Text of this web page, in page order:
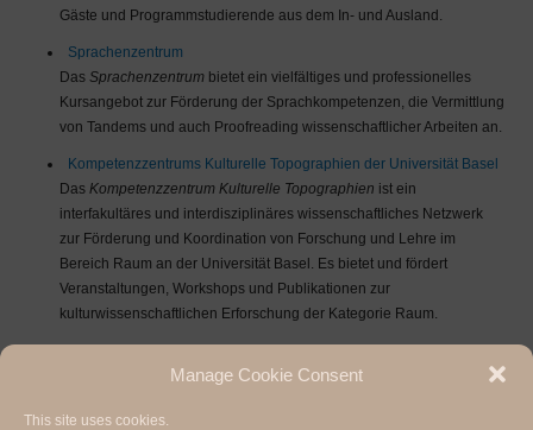
Manage Cookie Consent
This site uses cookies.
Gäste und Programmstudierende aus dem In- und Ausland.
Sprachenzentrum
Das Sprachenzentrum bietet ein vielfältiges und professionelles
Kursangebot zur Förderung der Sprachkompetenzen, die Vermittlung
von Tandems und auch Proofreading wissenschaftlicher Arbeiten an.
Kompetenzzentrums Kulturelle Topographien der Universität Basel
Das Kompetenzzentrum Kulturelle Topographien ist ein
interfakultäres und interdisziplinäres wissenschaftliches Netzwerk
zur Förderung und Koordination von Forschung und Lehre im
Bereich Raum an der Universität Basel. Es bietet und fördert
Veranstaltungen, Workshops und Publikationen zur
kulturwissenschaftlichen Erforschung der Kategorie Raum.
(philipp.dankel@unibas.ch).